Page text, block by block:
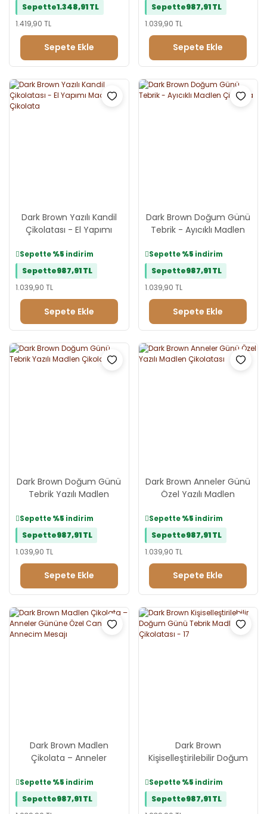
Sepette1.348,91 TL
1.419,90 TL
Sepete Ekle
Sepette987,91 TL
1.039,90 TL
Sepete Ekle
Dark Brown Yazılı Kandil
Çikolatası - El Yapımı
Sepette%5 indirim
Sepette987,91 TL
1.039,90 TL
Sepete Ekle
Dark Brown Doğum Günü
Tebrik - Ayıcıklı Madlen
Sepette%5 indirim
Sepette987,91 TL
1.039,90 TL
Sepete Ekle
Dark Brown Doğum Günü
Tebrik Yazılı Madlen
Sepette%5 indirim
Sepette987,91 TL
1.039,90 TL
Sepete Ekle
Dark Brown Anneler Günü
Özel Yazılı Madlen
Sepette%5 indirim
Sepette987,91 TL
1.039,90 TL
Sepete Ekle
Dark Brown Madlen
Çikolata – Anneler
Annecim Mesajı
Sepette%5 indirim
Sepette987,91 TL
Dark Brown
Kişiselleştirilebilir Doğum
Çikolatası - 17
Sepette%5 indirim
Sepette987,91 TL
Tebrik Reyonu
Doğum Günü Reyonu
Evlilik Teklifi Reyonu